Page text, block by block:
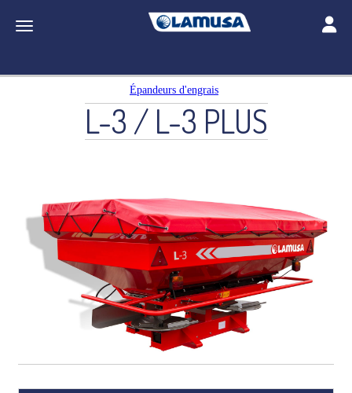
Toggle navigation
Épandeurs d'engrais
L-3 / L-3 PLUS